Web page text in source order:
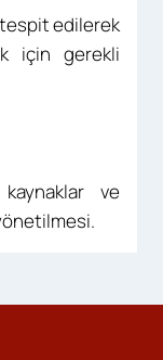
edilerek
için gerekli
ve